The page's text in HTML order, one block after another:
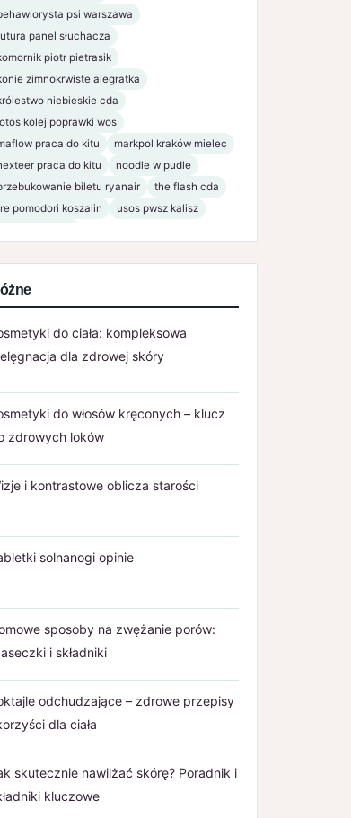
psi warszawa
panel słuchacza
piotr pietrasik
zimnokrwiste alegratka
niebieskie cda
kolej poprawki wos
praca do kitu
markpol kraków mielec
praca do kitu
noodle w pudle
biletu ryanair
the flash cda
pomodori koszalin
usos pwsz kalisz
do ciała: kompleksowa
dla zdrowej skóry
do włosów kręconych – klucz
zdrowych loków
i kontrastowe oblicza starości
solnanogi opinie
sposoby na zwężanie porów:
i składniki
odchudzające – zdrowe przepisy
dla ciała
skutecznie nawilżać skórę? Poradnik i
kluczowe